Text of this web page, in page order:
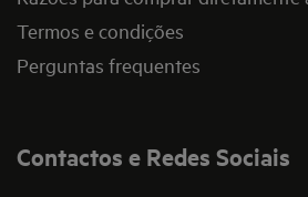
Termos e condições
Perguntas frequentes
Contactos e Redes Sociais